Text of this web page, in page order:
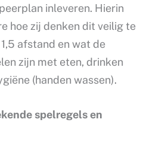
inleveren. Hierin
hoe zij denken dit veilig te
afstand en wat de
zijn met eten, drinken
(handen wassen).
spelregels en